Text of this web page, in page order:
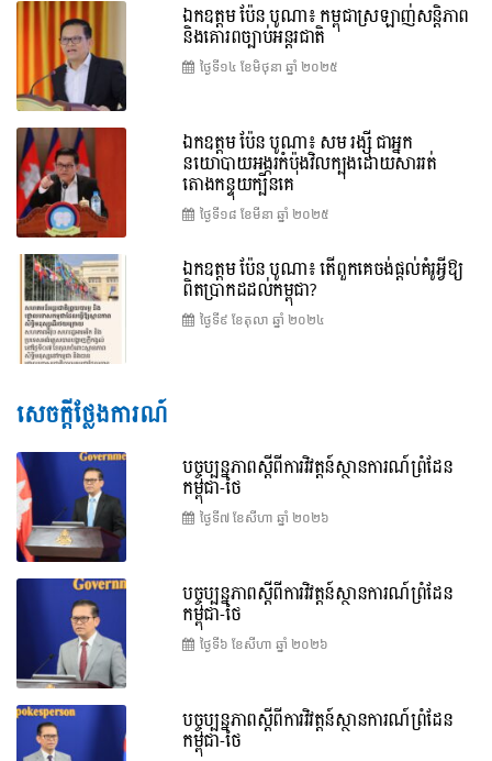
ឯកឧត្តម ប៉ែន បូណា៖ កម្ពុជាស្រឡាញ់សន្តិភាព
និងគោរពច្បាប់អន្តរជាតិ
ថ្ងៃទី១៤ ខែ​មិថុនា ឆ្នាំ ២០២៥
ឯកឧត្តម ប៉ែន បូណា៖ សម រង្ស៊ី ជាអ្នក
នយោបាយអង្ករកំប៉ុងវិលក្បុងដោយសាររត់
តោងកន្ទុយក្បិនគេ
ថ្ងៃទី១៨ ខែ​មីនា ឆ្នាំ ២០២៥
ឯកឧត្តម ប៉ែន បូណា៖ តើពួកគេចង់ផ្តល់គំរូអ្វីឱ្យ
ពិតប្រាកដដល់កម្ពុជា?
ថ្ងៃទី៩ ខែ​តុលា ឆ្នាំ ២០២៤
សេចក្តីថ្លែងការណ៍
បច្ចុប្បន្នភាពស្ដីពីការវិវត្តន៍ស្ថានការណ៍ព្រំដែន
កម្ពុជា-ថៃ
ថ្ងៃទី៧ ខែ​សីហា ឆ្នាំ ២០២៦
បច្ចុប្បន្នភាពស្ដីពីការវិវត្តន៍ស្ថានការណ៍ព្រំដែន
កម្ពុជា-ថៃ
ថ្ងៃទី៦ ខែ​សីហា ឆ្នាំ ២០២៦
បច្ចុប្បន្នភាពស្ដីពីការវិវត្តន៍ស្ថានការណ៍ព្រំដែន
កម្ពុជា-ថៃ